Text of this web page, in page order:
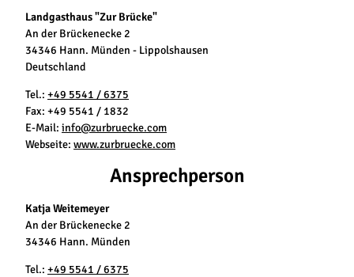
Landgasthaus "Zur Brücke"
An der Brückenecke 2
34346 Hann. Münden - Lippolshausen
Deutschland
Tel.: +49 5541 / 6375
Fax: +49 5541 / 1832
E-Mail: info@zurbruecke.com
Webseite: www.zurbruecke.com
Ansprechperson
Katja Weitemeyer
An der Brückenecke 2
34346 Hann. Münden
Tel.: +49 5541 / 6375